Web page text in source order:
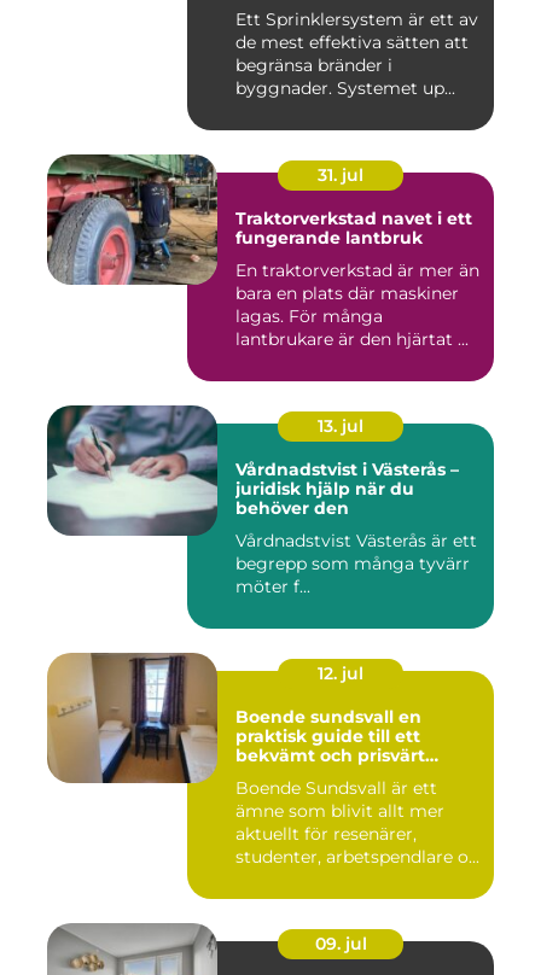
Ett Sprinklersystem är ett av
de mest effektiva sätten att
begränsa bränder i
byggnader. Systemet up...
31. jul
Traktorverkstad navet i ett
fungerande lantbruk
En traktorverkstad är mer än
bara en plats där maskiner
lagas. För många
lantbrukare är den hjärtat ...
13. jul
Vårdnadstvist i Västerås –
juridisk hjälp när du
behöver den
Vårdnadstvist Västerås är ett
begrepp som många tyvärr
möter f...
12. jul
Boende sundsvall en
praktisk guide till ett
bekvämt och prisvärt
Boende Sundsvall är ett
ämne som blivit allt mer
aktuellt för resenärer,
studenter, arbetspendlare o...
09. jul